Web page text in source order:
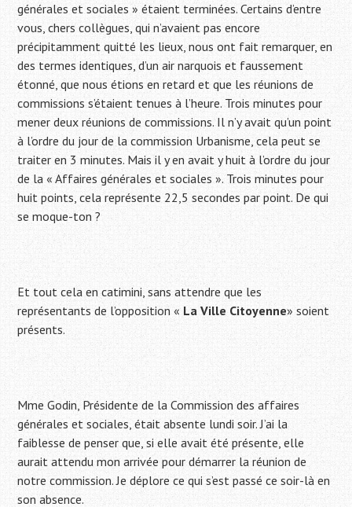
générales et sociales » étaient terminées. Certains d’entre
vous, chers collègues, qui n’avaient pas encore
précipitamment quitté les lieux, nous ont fait remarquer, en
des termes identiques, d’un air narquois et faussement
étonné, que nous étions en retard et que les réunions de
commissions s’étaient tenues à l’heure. Trois minutes pour
mener deux réunions de commissions. Il n’y avait qu’un point
à l’ordre du jour de la commission Urbanisme, cela peut se
traiter en 3 minutes. Mais il y en avait y huit à l’ordre du jour
de la « Affaires générales et sociales ». Trois minutes pour
huit points, cela représente 22,5 secondes par point. De qui
se moque-ton ?
Et tout cela en catimini, sans attendre que les
représentants de l’opposition « La Ville Citoyenne» soient
présents.
Mme Godin, Présidente de la Commission des affaires
générales et sociales, était absente lundi soir. J’ai la
faiblesse de penser que, si elle avait été présente, elle
aurait attendu mon arrivée pour démarrer la réunion de
notre commission. Je déplore ce qui s’est passé ce soir-là en
son absence.